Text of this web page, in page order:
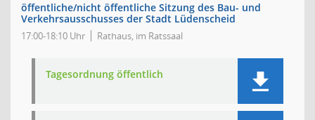
öffentliche/nicht öffentliche Sitzung des Bau- und
Verkehrsausschusses der Stadt Lüdenscheid
17:00-18:10 Uhr Rathaus, im Ratssaal
Tagesordnung öffentlich